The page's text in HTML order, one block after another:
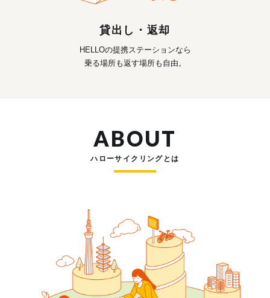
貸出し・返却
HELLOの提携ステーションなら
乗る場所も返す場所も自由。
ABOUT
ハローサイクリングとは